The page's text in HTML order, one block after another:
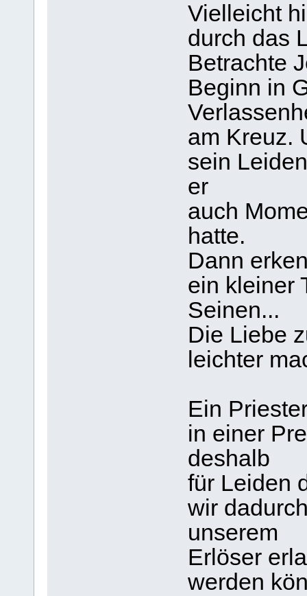
Vielleicht
durch das
Betrachte
Beginn in
am Kreuz.
sein
er
auch
hatte.
Dann
ein kleiner
Seinen...
Die Liebe
leichter
Ein
in einer
deshalb
für Leiden
wir
unserem
Erlöser
werden